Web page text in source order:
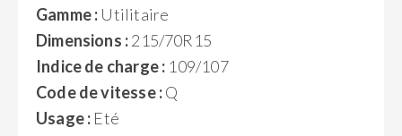
Gamme : Utilitaire
Dimensions :215/70R15
Indice de charge : 109/107
Code de vitesse :Q
Usage : Eté